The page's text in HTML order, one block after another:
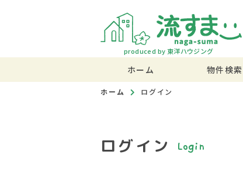
produced by 東洋ハウジング
ホーム 物件検索
ホーム ログイン
ログイン Login